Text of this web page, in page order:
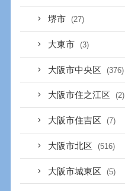
堺市 (27)
大東市 (3)
大阪市中央区 (376)
大阪市住之江区 (2)
大阪市住吉区 (7)
大阪市北区 (516)
大阪市城東区 (5)